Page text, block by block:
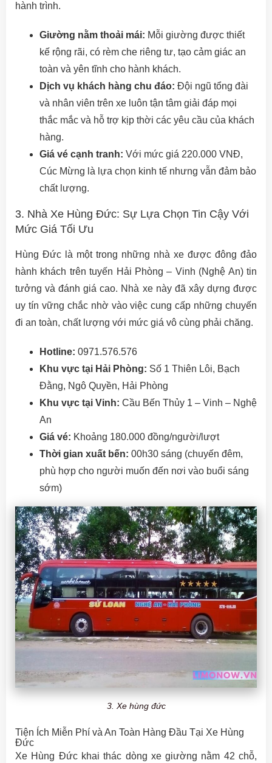
hành trình.
Giường nằm thoải mái: Mỗi giường được thiết
kế rộng rãi, có rèm che riêng tư, tạo cảm giác an
toàn và yên tĩnh cho hành khách.
Dịch vụ khách hàng chu đáo: Đội ngũ tổng đài
và nhân viên trên xe luôn tận tâm giải đáp mọi
thắc mắc và hỗ trợ kịp thời các yêu cầu của khách
hàng.
Giá vé cạnh tranh: Với mức giá 220.000 VNĐ,
Cúc Mừng là lựa chọn kinh tế nhưng vẫn đảm bảo
chất lượng.
3. Nhà Xe Hùng Đức: Sự Lựa Chọn Tin Cậy Với
Mức Giá Tối Ưu
Hùng Đức là một trong những nhà xe được đông đảo
hành khách trên tuyến Hải Phòng – Vinh (Nghệ An) tin
tưởng và đánh giá cao. Nhà xe này đã xây dựng được
uy tín vững chắc nhờ vào việc cung cấp những chuyến
đi an toàn, chất lượng với mức giá vô cùng phải chăng.
Hotline: 0971.576.576
Khu vực tại Hải Phòng: Số 1 Thiên Lôi, Bạch
Đằng, Ngô Quyền, Hải Phòng
Khu vực tại Vinh: Cầu Bến Thủy 1 – Vinh – Nghệ
An
Giá vé: Khoảng 180.000 đồng/người/lượt
Thời gian xuất bến: 00h30 sáng (chuyến đêm,
phù hợp cho người muốn đến nơi vào buổi sáng
sớm)
3. Xe hùng đức
Tiện Ích Miễn Phí và An Toàn Hàng Đầu Tại Xe Hùng
Đức
Xe Hùng Đức khai thác dòng xe giường nằm 42 chỗ,